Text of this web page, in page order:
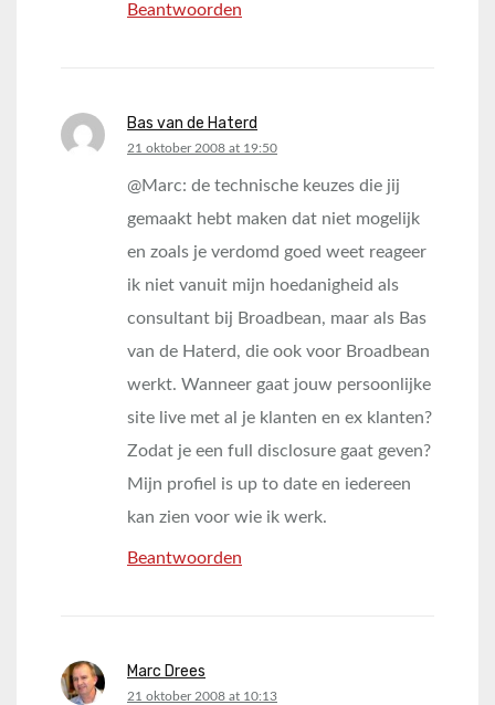
Beantwoorden
Bas van de Haterd
says:
21 oktober 2008 at 19:50
@Marc: de technische keuzes die jij
gemaakt hebt maken dat niet mogelijk
en zoals je verdomd goed weet reageer
ik niet vanuit mijn hoedanigheid als
consultant bij Broadbean, maar als Bas
van de Haterd, die ook voor Broadbean
werkt. Wanneer gaat jouw persoonlijke
site live met al je klanten en ex klanten?
Zodat je een full disclosure gaat geven?
Mijn profiel is up to date en iedereen
kan zien voor wie ik werk.
Beantwoorden
Marc Drees
says:
21 oktober 2008 at 10:13